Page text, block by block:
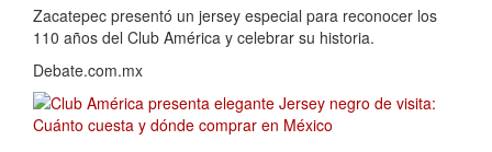
Zacatepec presentó un jersey especial para reconocer los
110 años del Club América y celebrar su historia.
Debate.com.mx